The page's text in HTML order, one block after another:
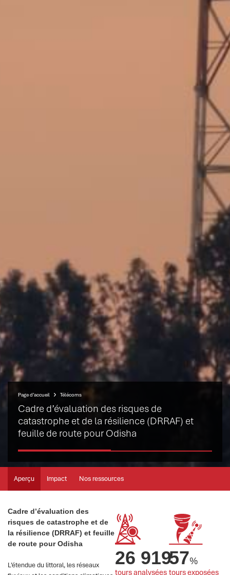
Page d’accueil Télécoms
Cadre d’évaluation des risques de
catastrophe et de la résilience (DRRAF) et
feuille de route pour Odisha
Aperçu Impact Nos ressources
Cadre d’évaluation des
risques de catastrophe et de
la résilience (DRRAF) et feuille
de route pour Odisha
L’étendue du littoral, les réseaux
tours analysées
26 919
tours exposées
57%